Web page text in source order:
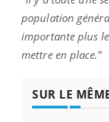
population
importante plus
mettre en place.”
SUR LE